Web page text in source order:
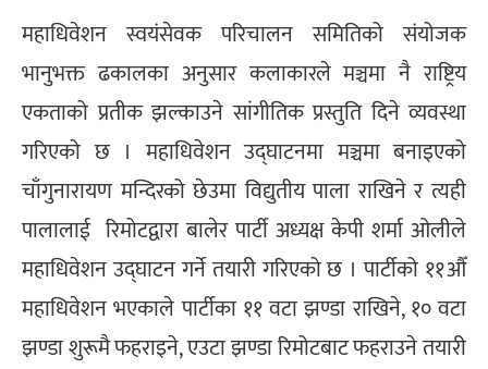
महाधिवेशन स्वयंसेवक परिचालन समितिको संयोजक
भानुभक्त ढकालका अनुसार कलाकारले मञ्चमा नै राष्ट्रिय
एकताको प्रतीक झल्काउने सांगीतिक प्रस्तुति दिने व्यवस्था
गरिएको छ । महाधिवेशन उद्घाटनमा मञ्चमा बनाइएको
चाँगुनारायण मन्दिरको छेउमा विद्युतीय पाला राखिने र त्यही
पालालाई रिमोटद्वारा बालेर पार्टी अध्यक्ष केपी शर्मा ओलीले
महाधिवेशन उद्घाटन गर्ने तयारी गरिएको छ । पार्टीको ११औँ
महाधिवेशन भएकाले पार्टीका ११ वटा झण्डा राखिने, १० वटा
झण्डा शुरूमै फहराइने, एउटा झण्डा रिमोटबाट फहराउने तयारी